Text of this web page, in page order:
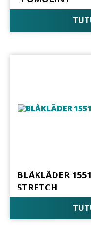
BLÅKLÄDER
STRETCH